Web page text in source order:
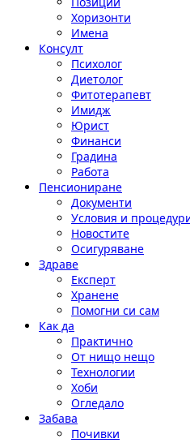
Хоризонти
Имена
Консулт
Психолог
Диетолог
Фитотерапевт
Имидж
Юрист
Финанси
Градина
Работа
Пенсиониране
Документи
Условия и
Новостите
Осигуряване
Здраве
Експерт
Хранене
Помогни си сам
Как да
Практично
От нищо нещо
Технологии
Хоби
Огледало
Забава
Почивки